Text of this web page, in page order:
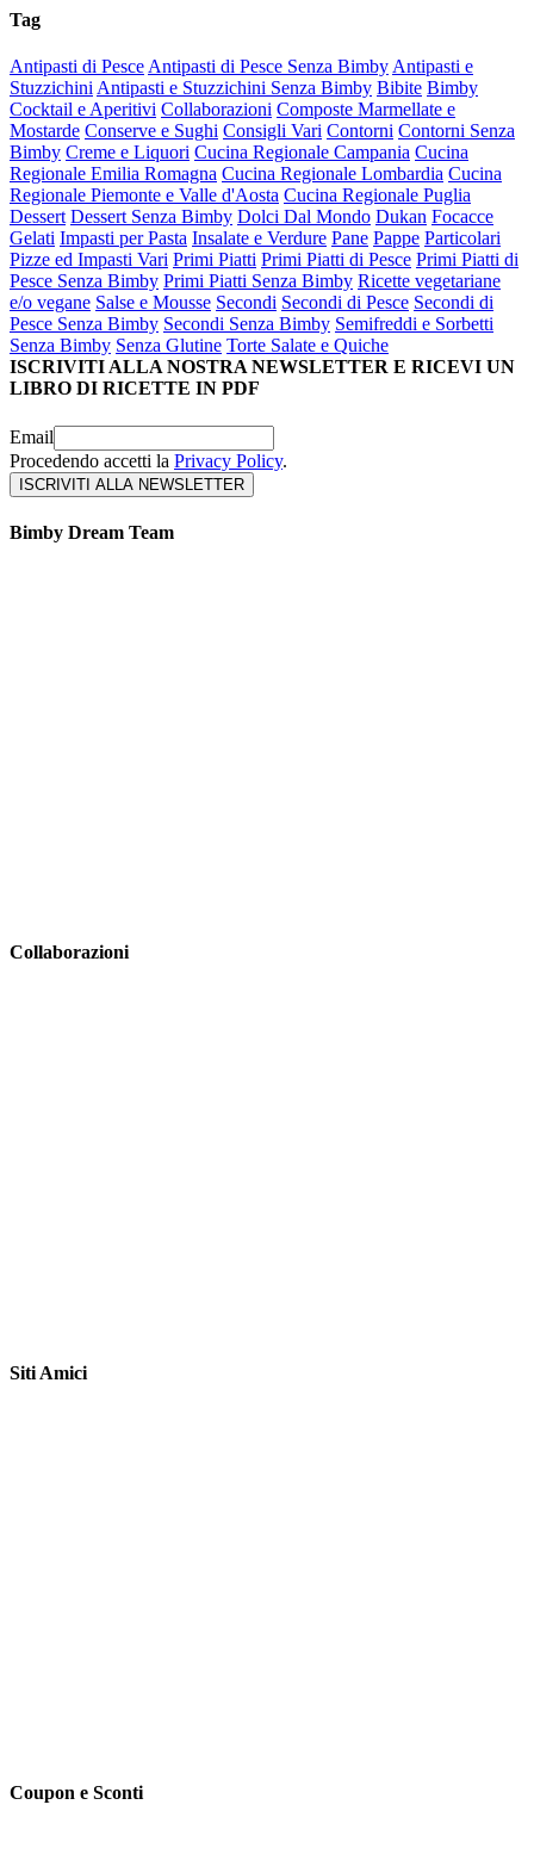
Tag
Antipasti di Pesce Antipasti di Pesce Senza Bimby Antipasti e
Stuzzichini Antipasti e Stuzzichini Senza Bimby Bibite Bimby
Cocktail e Aperitivi Collaborazioni Composte Marmellate e
Mostarde Conserve e Sughi Consigli Vari Contorni Contorni Senza
Bimby Creme e Liquori Cucina Regionale Campania Cucina
Regionale Emilia Romagna Cucina Regionale Lombardia Cucina
Regionale Piemonte e Valle d'Aosta Cucina Regionale Puglia
Dessert Dessert Senza Bimby Dolci Dal Mondo Dukan Focacce
Gelati Impasti per Pasta Insalate e Verdure Pane Pappe Particolari
Pizze ed Impasti Vari Primi Piatti Primi Piatti di Pesce Primi Piatti di
Pesce Senza Bimby Primi Piatti Senza Bimby Ricette vegetariane
e/o vegane Salse e Mousse Secondi Secondi di Pesce Secondi di
Pesce Senza Bimby Secondi Senza Bimby Semifreddi e Sorbetti
Senza Bimby Senza Glutine Torte Salate e Quiche
ISCRIVITI ALLA NOSTRA NEWSLETTER E RICEVI UN
LIBRO DI RICETTE IN PDF
Email
Procedendo accetti la Privacy Policy.
Bimby Dream Team
Collaborazioni
Siti Amici
Coupon e Sconti